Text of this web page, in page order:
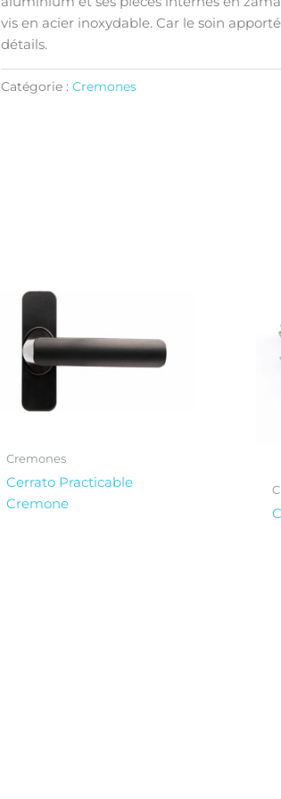
vis en acier inoxydable. Car le soin
détails.
Catégorie : Cremones
Cremones
Cerrato Practicable
Cremone